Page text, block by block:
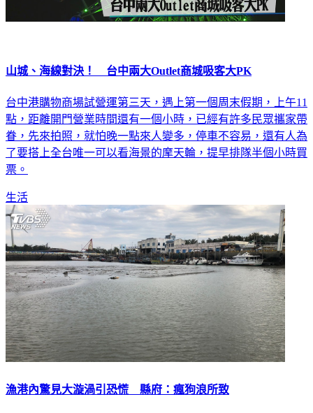
山城、海線對決！ 台中兩大Outlet商城吸客大PK
台中港購物商場試營運第三天，遇上第一個周末假期，上午11
點，距離開門營業時間還有一個小時，已經有許多民眾攜家帶
眷，先來拍照，就怕晚一點來人變多，停車不容易，還有人為
了要搭上全台唯一可以看海景的摩天輪，提早排隊半個小時買
票。
生活
漁港內驚見大漩渦引恐慌 縣府：瘋狗浪所致